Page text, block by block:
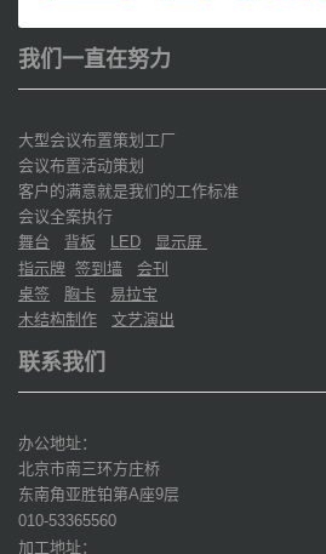
我们一直在努力
大型会议布置策划工厂
会议布置活动策划
客户的满意就是我们的工作标准
会议全案执行
舞台
背板 LED
显示屏
指示牌 签到墙
会刊
桌签
胸卡
易拉宝
木结构制作
文艺演出
联系我们
办公地址：
北京市南三环方庄桥
东南角亚胜铂第A座9层
010-53365560
加工地址：